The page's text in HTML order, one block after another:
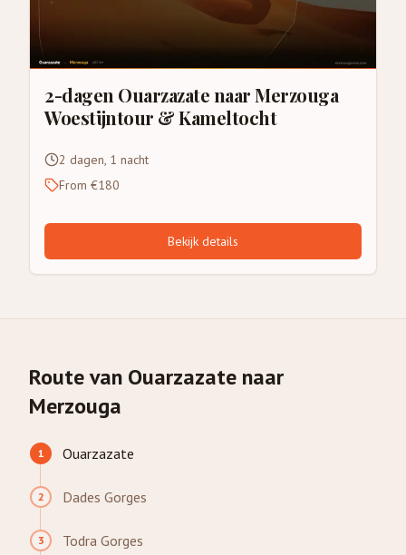
2-dagen Ouarzazate naar Merzouga
Woestijntour & Kameltocht
2 dagen, 1 nacht
From €180
Bekijk details
Route van Ouarzazate naar
Merzouga
1 Ouarzazate
2 Dades Gorges
3 Todra Gorges